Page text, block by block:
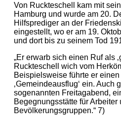
Von Ruckteschell kam mit
Hamburg und wurde am 20.
Hilfsprediger an der
eingestellt, wo er am 19.
und dort bis zu seinem Tod
„Er erwarb sich einen Ruf als
Ruckteschell wich vom
Beispielsweise führte er
‚Gemeindeausflug‘ ein. Auch
sogenannten Freitagabend,
Begegnungsstätte für Arbeiter
Bevölkerungsgruppen.“ 7)